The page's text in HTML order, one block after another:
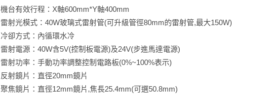
機台有效行程：X軸600mm*Y軸400mm
雷射光模式：40W玻璃式雷射管(可升級管徑80mm的雷射管,最大150W)
冷卻方式：內循環水冷
雷射電源：40W含5V(控制板電源)及24V(步進馬達電源)
雷射功率：手動功率調整控制電路板(0%~100%表示)
反射鏡片：直徑20mm鏡片
聚焦鏡片：直徑12mm鏡片,焦長25.4mm(可選50.8mm)